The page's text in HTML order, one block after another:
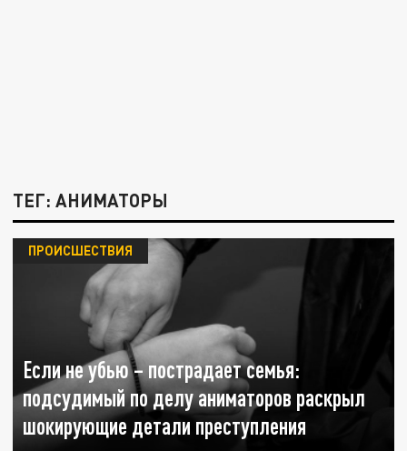
ТЕГ: АНИМАТОРЫ
Если не убью – пострадает семья:
подсудимый по делу аниматоров раскрыл
шокирующие детали преступления
ПРОИСШЕСТВИЯ